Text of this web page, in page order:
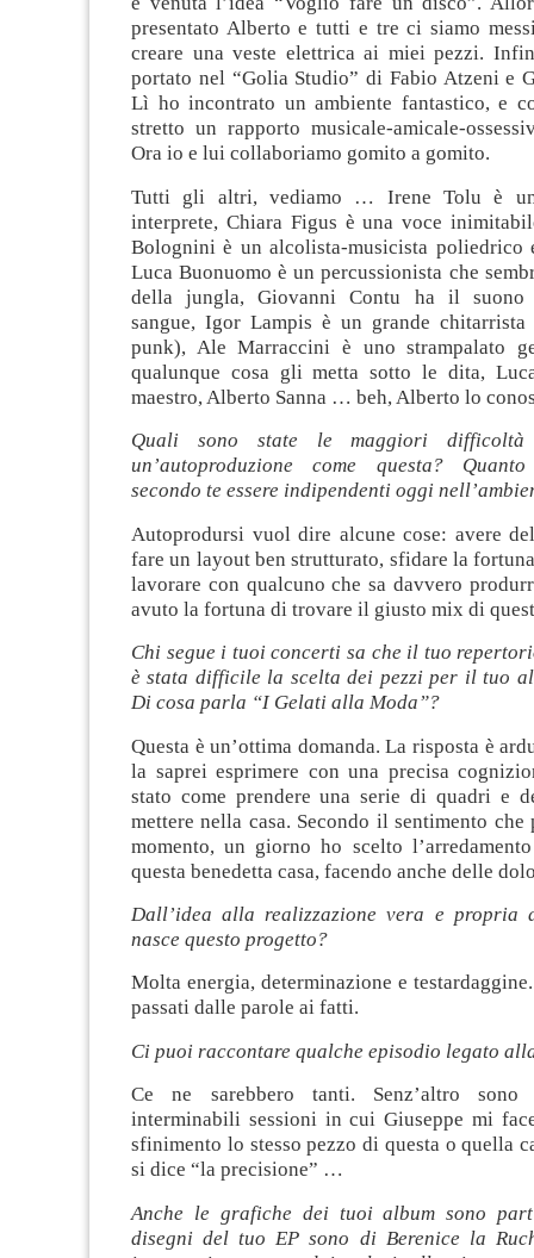
presentato Alberto e tutti e tre ci siamo
creare una veste elettrica ai miei pezzi.
portato nel “Golia Studio” di Fabio Atzeni e
Lì ho incontrato un ambiente fantastico, e
stretto un rapporto musicale-amicale-
Ora io e lui collaboriamo gomito a gomito.
Tutti gli altri, vediamo … Irene Tolu è
interprete, Chiara Figus è una voce
Bolognini è un alcolista-musicista poliedrico
Luca Buonuomo è un percussionista che
della jungla, Giovanni Contu ha il suono
sangue, Igor Lampis è un grande
punk), Ale Marraccini è uno strampalato
qualunque cosa gli metta sotto le dita,
maestro, Alberto Sanna … beh, Alberto lo
Quali sono state le maggiori
un’autoproduzione come questa?
secondo te essere indipendenti oggi
Autoprodursi vuol dire alcune cose: avere
fare un layout ben strutturato, sfidare la
lavorare con qualcuno che sa davvero
avuto la fortuna di trovare il giusto mix di
Chi segue i tuoi concerti sa che il tuo
è stata difficile la scelta dei pezzi per il tuo
Di cosa parla “I Gelati alla Moda”?
Questa è un’ottima domanda. La risposta è
la saprei esprimere con una precisa
stato come prendere una serie di quadri e
mettere nella casa. Secondo il sentimento
momento, un giorno ho scelto
questa benedetta casa, facendo anche delle
Dall’idea alla realizzazione vera e propria
nasce questo progetto?
Molta energia, determinazione e
passati dalle parole ai fatti.
Ci puoi raccontare qualche episodio legato
Ce ne sarebbero tanti. Senz’altro sono
interminabili sessioni in cui Giuseppe mi
sfinimento lo stesso pezzo di questa o quella
si dice “la precisione” …
Anche le grafiche dei tuoi album sono
disegni del tuo EP sono di Berenice la